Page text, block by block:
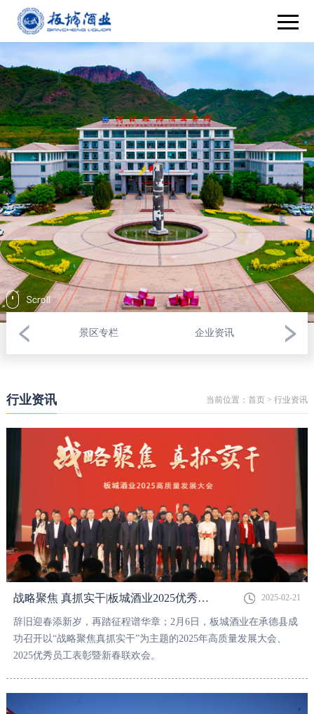
景区专栏 企业资讯
行业资讯 当前位置：首页 >行业资讯
战略聚焦 真抓实干|板城酒业2025优秀员工表彰暨新春联欢会&高质量发展大会圆满举行 2025-02-21
辞旧迎春添新岁，再踏征程谱华章；2月6日，板城酒业在承德县成
功召开以“战略聚焦真抓实干”为主题的2025年高质量发展大会、
2025优秀员工表彰暨新春联欢会。